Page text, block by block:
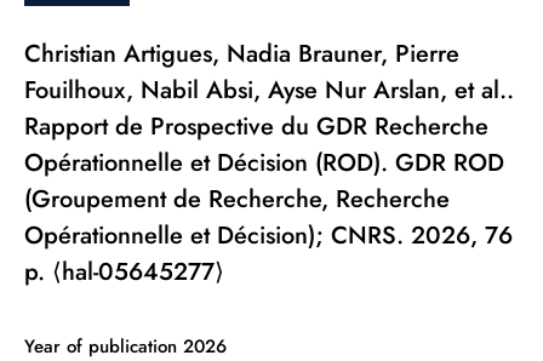
Christian Artigues, Nadia Brauner, Pierre
Fouilhoux, Nabil Absi, Ayse Nur Arslan, et al..
Rapport de Prospective du GDR Recherche
Opérationnelle et Décision (ROD). GDR ROD
(Groupement de Recherche, Recherche
Opérationnelle et Décision); CNRS. 2026, 76
p. ⟨hal-05645277⟩
Year of publication 2026